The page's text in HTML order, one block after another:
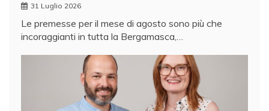
31 Luglio 2026
Le premesse per il mese di agosto sono più che
incoraggianti in tutta la Bergamasca,…